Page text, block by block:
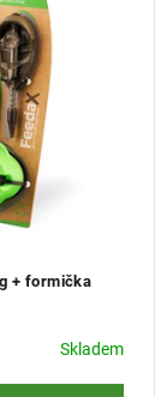
+ formička
Skladem